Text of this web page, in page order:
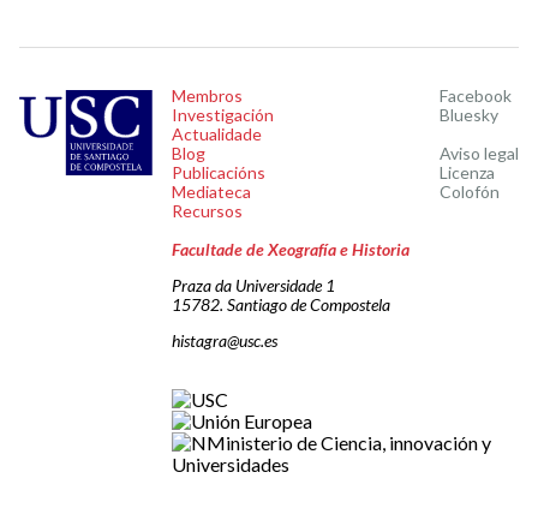
Membros
Investigación
Actualidade
Blog
Publicacións
Mediateca
Recursos
Facebook
Bluesky
Aviso legal
Licenza
Colofón
Facultade de Xeografía e Historia
Praza da Universidade 1
15782. Santiago de Compostela
histagra@usc.es